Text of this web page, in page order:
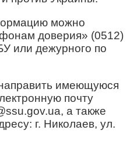
можно
доверия» (0512)
или дежурного по
имеющуюся
почту
, а также
г. Николаев, ул.